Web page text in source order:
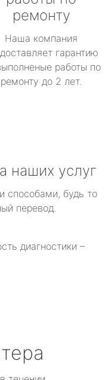
ремонту
Наша компания
гарантию
работы по
ремонту до 2 лет.
наших услуг
способами, будь то
перевод.
диагностики –